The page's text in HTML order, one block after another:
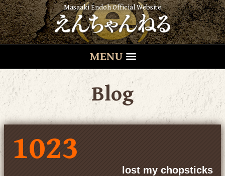
Masaaki Endoh Official Website
MENU
Blog
1023
lost my chopsticks